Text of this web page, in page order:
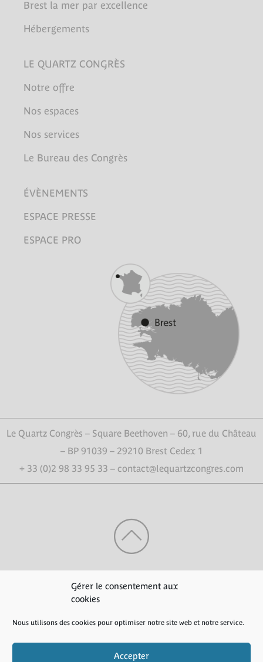
Gérer le consentement aux
cookies
Nous utilisons des cookies pour optimiser notre site web et notre service.
Accepter
Brest la mer par excellence
Hébergements
LE QUARTZ CONGRÈS
Notre offre
Nos espaces
Nos services
Le Bureau des Congrès
ÉVÈNEMENTS
ESPACE PRESSE
ESPACE PRO
Le Quartz Congrès – Square Beethoven – 60, rue du Château
– BP 91039 – 29210 Brest Cedex 1
+ 33 (0)2 98 33 95 33 – contact@lequartzcongres.com
HAUT DE PAGE